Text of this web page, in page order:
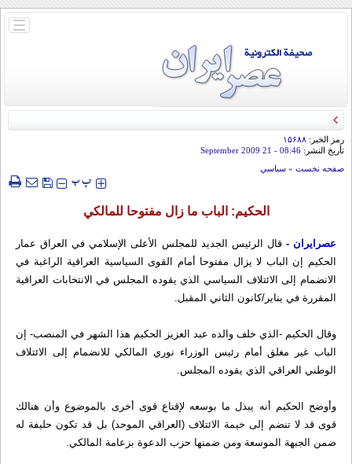
باز
رمز الخبر: ۱۵۶۸۸
تأريخ النشر: 08:46
- 21 September 2009
صفحه نخست » سياسي
‍‍‍ پپ
الحكيم: الباب ما زال مفتوحا للمالكي
عصرایران -قال الرئيس الجديد للمجلس الأعلى الإسلامي في العراق عمار
الحكيم إن الباب لا يزال مفتوحا أمام القوى السياسية العراقية الراغبة في
الانضمام إلى الائتلاف السياسي الذي يقوده المجلس في الانتخابات العراقية
المقررة في يناير/كانون الثاني المقبل.
وقال الحكيم -الذي خلف والده عبد العزيز الحكيم هذا الشهر في المنصب- إن
الباب غير مغلق أمام رئيس الوزراء نوري المالكي للانضمام إلى الائتلاف
الوطني العراقي الذي يقوده المجلس.
وأوضح الحكيم أنه يبذل ما بوسعه لإقناع قوى أخرى بالموضوع وأن هنالك
قوى قد لا تنضم إلى خيمة الائتلاف (العراقي الموحد) بل قد تكون حليفة له
ضمن الجبهة الموسعة ومن ضمنها حزب الدعوة بزعامة المالكي.